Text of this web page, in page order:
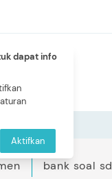
dapat info
Aktifkan
bank soal sd